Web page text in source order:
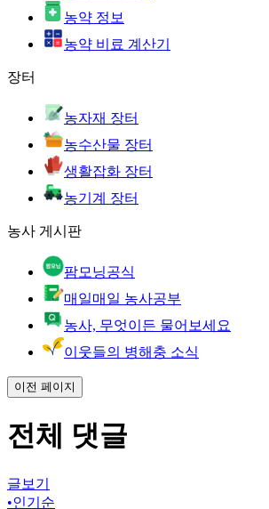
농약 정보
농약 비료 계산기
장터
농자재 장터
농수산물 장터
생활잡화 장터
농기계 장터
농사 게시판
팜모닝공식
매일매일 농사공부
농사, 무엇이든 물어보세요
이웃들의 병해충 소식
이전 페이지
전체 댓글
글보기
•인기순